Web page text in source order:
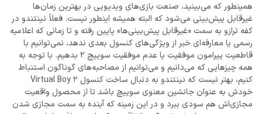
همینطور که می‌بینید، صنعت بازی‌های ویدیویی در بهترین‌ زمان‌ها
غیرقابل پیش‌بینی می‌شود که البته همیشه اینطور نیست. فعلاً نینتندو در
کفه ترازو به سمت «غیرقابل پیش‌بینی‌ها» پایین رفته و تا زمانی که اعلامیه
رسمی یا معارفه‌‌ای خبر از ویژگی‌های کنسول بعدی ندهد، نمی‌توانیم با
قاطعیت پیرامون موفقیت یا عدم موفقیت سوییچ 2 بدهیم. با توجه به
همه چیزهایی که می‌دانیم و می‌توانیم از مصاحبه‌های گوناگون استنباط
کنیم، بهتر نیست که نینتندو به دنبال ساخت کنسول Virtual Boy 2
خودش به عنوان جانشین معنوی سوییچ باشد تا از محصول واقعیت
مجازی‌اش هم سودی ببرد و در این زمینه که آینده به سمت مجازی شدن